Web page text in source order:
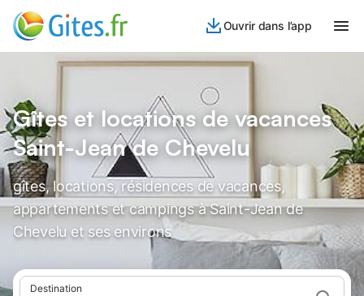
Ouvrir dans l’app
Gîtes et locations de vacances
Saint-Jean de Chevelu
gîtes, locations, résidences de vacances,
appartements et campings à Saint-Jean de
Chevelu et ses environs
Destination